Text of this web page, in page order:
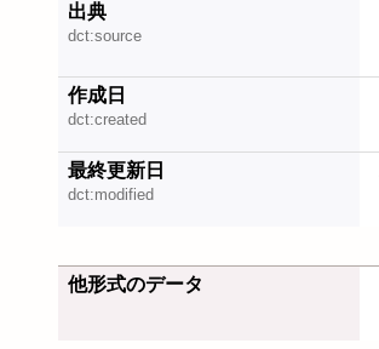
出典
dct:source
作成日
dct:created
最終更新日
dct:modified
他形式のデータ